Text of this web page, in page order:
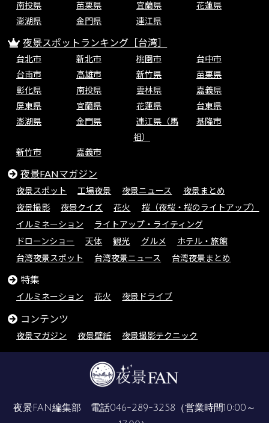
南投県
苗栗県 宜蘭県
花蓮県
澎湖県
金門県 連江県
夜景スポットランキング［台湾］
台北市 新北市 桃園市
台中市
台南市
高雄市 新竹県
苗栗県
彰化県
南投県 雲林県
嘉義県
屏東県
宜蘭県 花蓮県
台東県
澎湖県
金門県
連江県（馬
祖）
基隆市
新竹市 嘉義市
夜景FANマガジン
夜景スポット 工場夜景 夜景ニュース
夜景まとめ
夜景撮影
夜景クイズ 花火
桜（夜桜・桜のライトアップ）
イルミネーション
ライトアップ・ライティング
ドローンショー
天体 観光 グルメ
ホテル・旅館
台湾夜景スポット
台湾夜景ニュース 台湾夜景まとめ
特集
イルミネーション 花火 夜景ドライブ
コンテンツ
夜景マガジン 夜景壁紙 夜景撮影テクニック
夜景FAN編集部 電話046-289-3258 （営業時間10:00～